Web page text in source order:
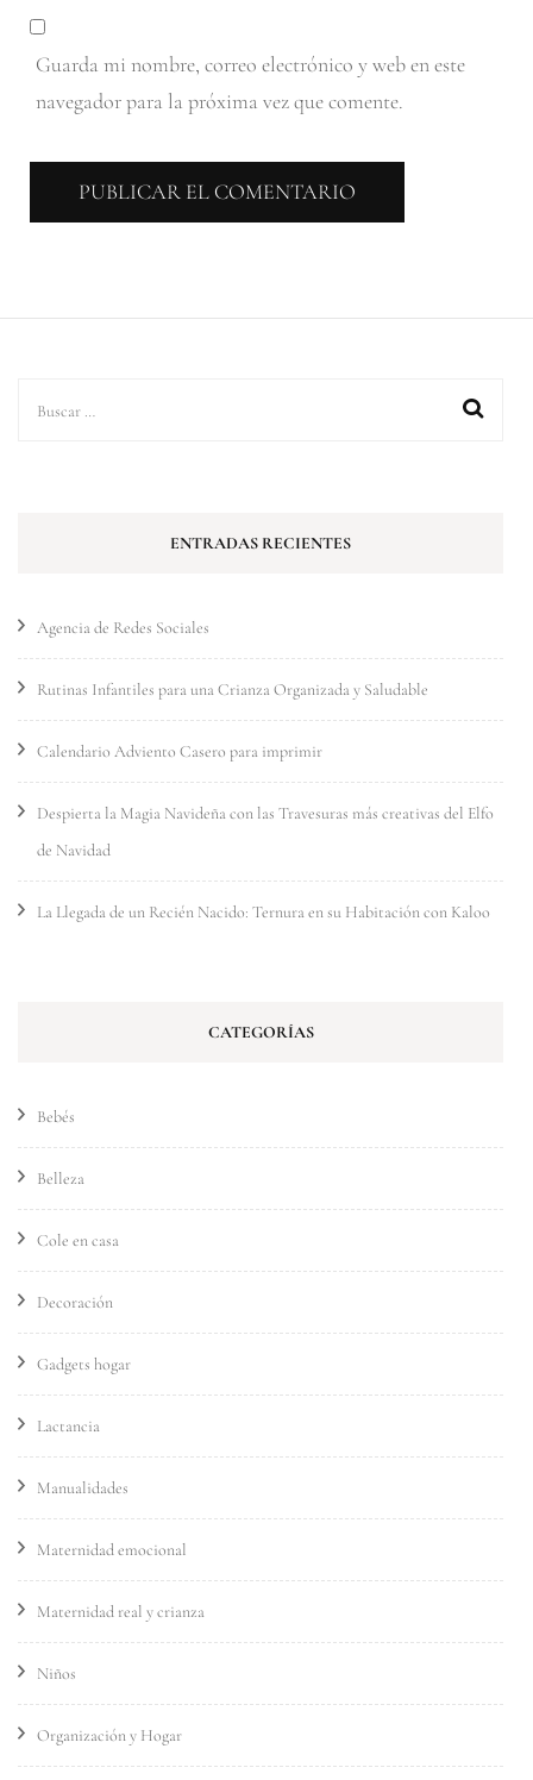
Guarda mi nombre, correo electrónico y web en este
navegador para la próxima vez que comente.
Buscar:
ENTRADAS RECIENTES
Agencia de Redes Sociales
Rutinas Infantiles para una Crianza Organizada y Saludable
Calendario Adviento Casero para imprimir
Despierta la Magia Navideña con las Travesuras más creativas del Elfo
de Navidad
La Llegada de un Recién Nacido: Ternura en su Habitación con Kaloo
CATEGORÍAS
Bebés
Belleza
Cole en casa
Decoración
Gadgets hogar
Lactancia
Manualidades
Maternidad emocional
Maternidad real y crianza
Niños
Organización y Hogar